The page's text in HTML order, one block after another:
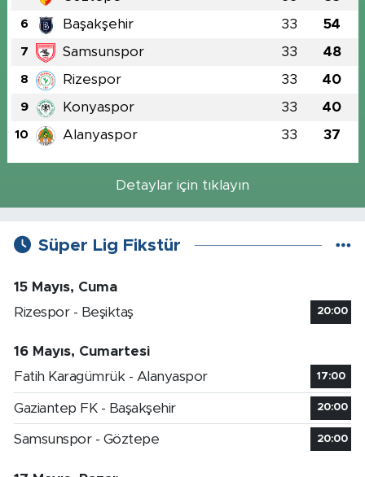
6 Başakşehir 33 54
7 Samsunspor 33 48
8 Rizespor 33 40
9 Konyaspor 33 40
10 Alanyaspor 33 37
Detaylar için tıklayın
Süper Lig Fikstür
15 Mayıs, Cuma
Rizespor - Beşiktaş
20:00
16 Mayıs, Cumartesi
Fatih Karagümrük - Alanyaspor
17:00
Gaziantep FK - Başakşehir 20:00
Samsunspor - Göztepe 20:00